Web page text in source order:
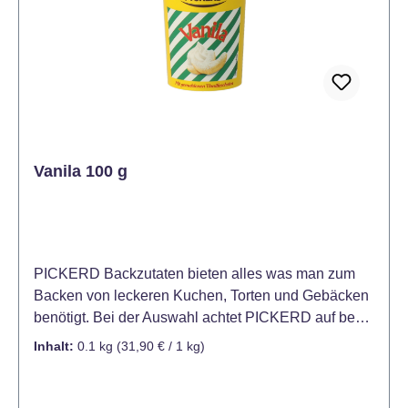
Vanila 100 g
PICKERD Backzutaten bieten alles was man zum
Backen von leckeren Kuchen, Torten und Gebäcken
benötigt. Bei der Auswahl achtet PICKERD auf beste
Qualität, denn nur dann gelingt es perfekt. Die
Inhalt: 0.1 kg (31,90 € / 1 kg)